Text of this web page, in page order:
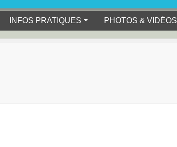
INFOS PRATIQUES PHOTOS & VIDÉOS